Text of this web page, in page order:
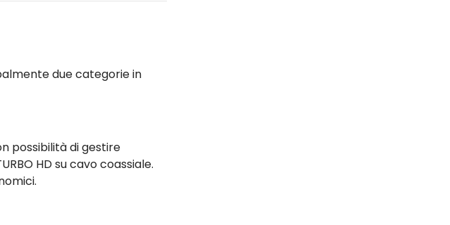
due categorie in
possibilità di gestire
HD su cavo coassiale.